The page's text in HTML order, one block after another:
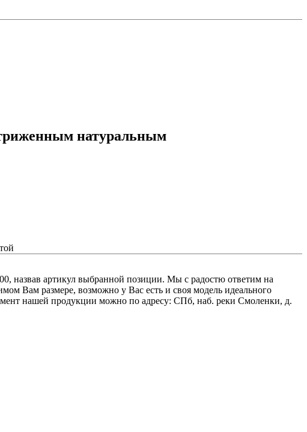
натуральным
назвав артикул выбранной позиции. Мы с радостю ответим на
Вам размере, возможно у Вас есть и своя модель идеального
нашей продукции можно по адресу: СПб, наб. реки Смоленки, д.